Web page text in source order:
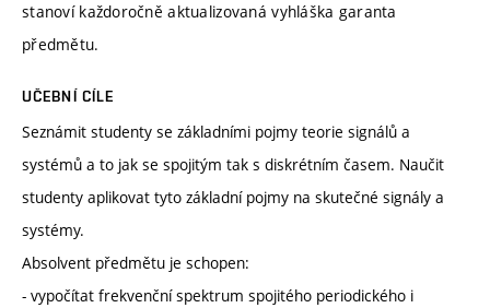
stanoví každoročně aktualizovaná vyhláška garanta
předmětu.
UČEBNÍ CÍLE
Seznámit studenty se základními pojmy teorie signálů a
systémů a to jak se spojitým tak s diskrétním časem. Naučit
studenty aplikovat tyto základní pojmy na skutečné signály a
systémy.
Absolvent předmětu je schopen:
- vypočítat frekvenční spektrum spojitého periodického i